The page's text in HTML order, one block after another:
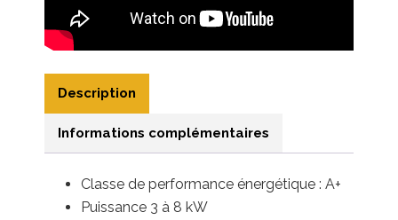
Description
Informations complémentaires
Classe de performance énergétique : A+
Puissance 3 à 8 kW